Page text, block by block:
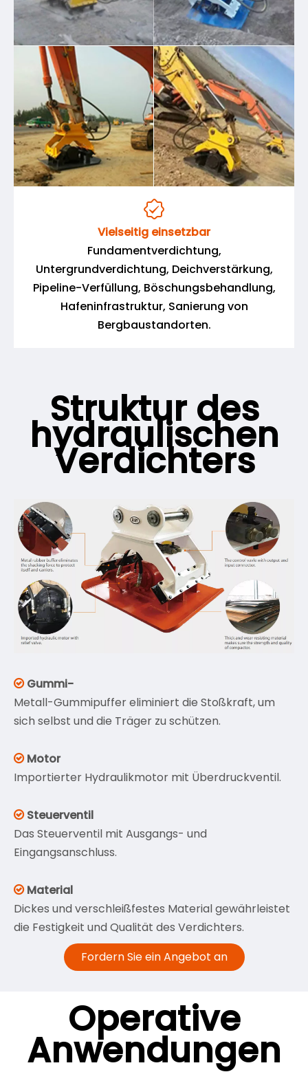

Vielseitig einsetzbar
Fundamentverdichtung,
Untergrundverdichtung, Deichverstärkung,
Pipeline-Verfüllung, Böschungsbehandlung,
Hafeninfrastruktur, Sanierung von
Bergbaustandorten.
Struktur des
hydraulischen
Verdichters
 Gummi-
Metall-Gummipuffer eliminiert die Stoßkraft, um
sich selbst und die Träger zu schützen.
 Motor
Importierter Hydraulikmotor mit Überdruckventil.
 Steuerventil
Das Steuerventil mit Ausgangs- und
Eingangsanschluss.
 Material
Dickes und verschleißfestes Material gewährleistet
die Festigkeit und Qualität des Verdichters.
Fordern Sie ein Angebot an
Operative
Anwendungen